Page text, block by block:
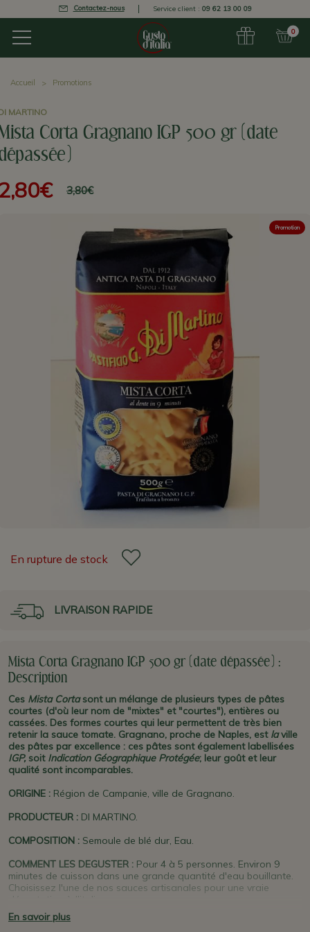
Contactez-nous Service client : 09 62 13 00 09
0
Accueil Promotions
MARTINO
Corta Gragnano IGP 500 gr (date
3,80€
Promotion
En rupture de stock
LIVRAISON RAPIDE
Mista Corta Gragnano IGP 500 gr (date dépassée) :
Description
Ces Mista Cortasont un mélange de plusieurs types de pâtes
courtes (d'où leur nom de "mixtes" et "courtes"), entières ou
cassées. Des formes courtes qui leur permettent de très bien
retenir la sauce tomate. Gragnano, proche de Naples, est laville
des pâtes par excellence : ces pâtes sont également labellisées
IGP, soit Indication Géographique Protégée; leur goût et leur
qualité sont incomparables.
ORIGINE : Région de Campanie, ville de Gragnano.
PRODUCTEUR : DI MARTINO.
COMPOSITION : Semoule de blé dur, Eau.
COMMENT LES DEGUSTER : Pour 4 à 5 personnes. Environ 9
minutes de cuisson dans une grande quantité d'eau bouillante.
Choisissez l'une de nos sauces artisanales pour une vraie
dégustation à l'italienne.
PLUS D'INFO :
En savoir plus